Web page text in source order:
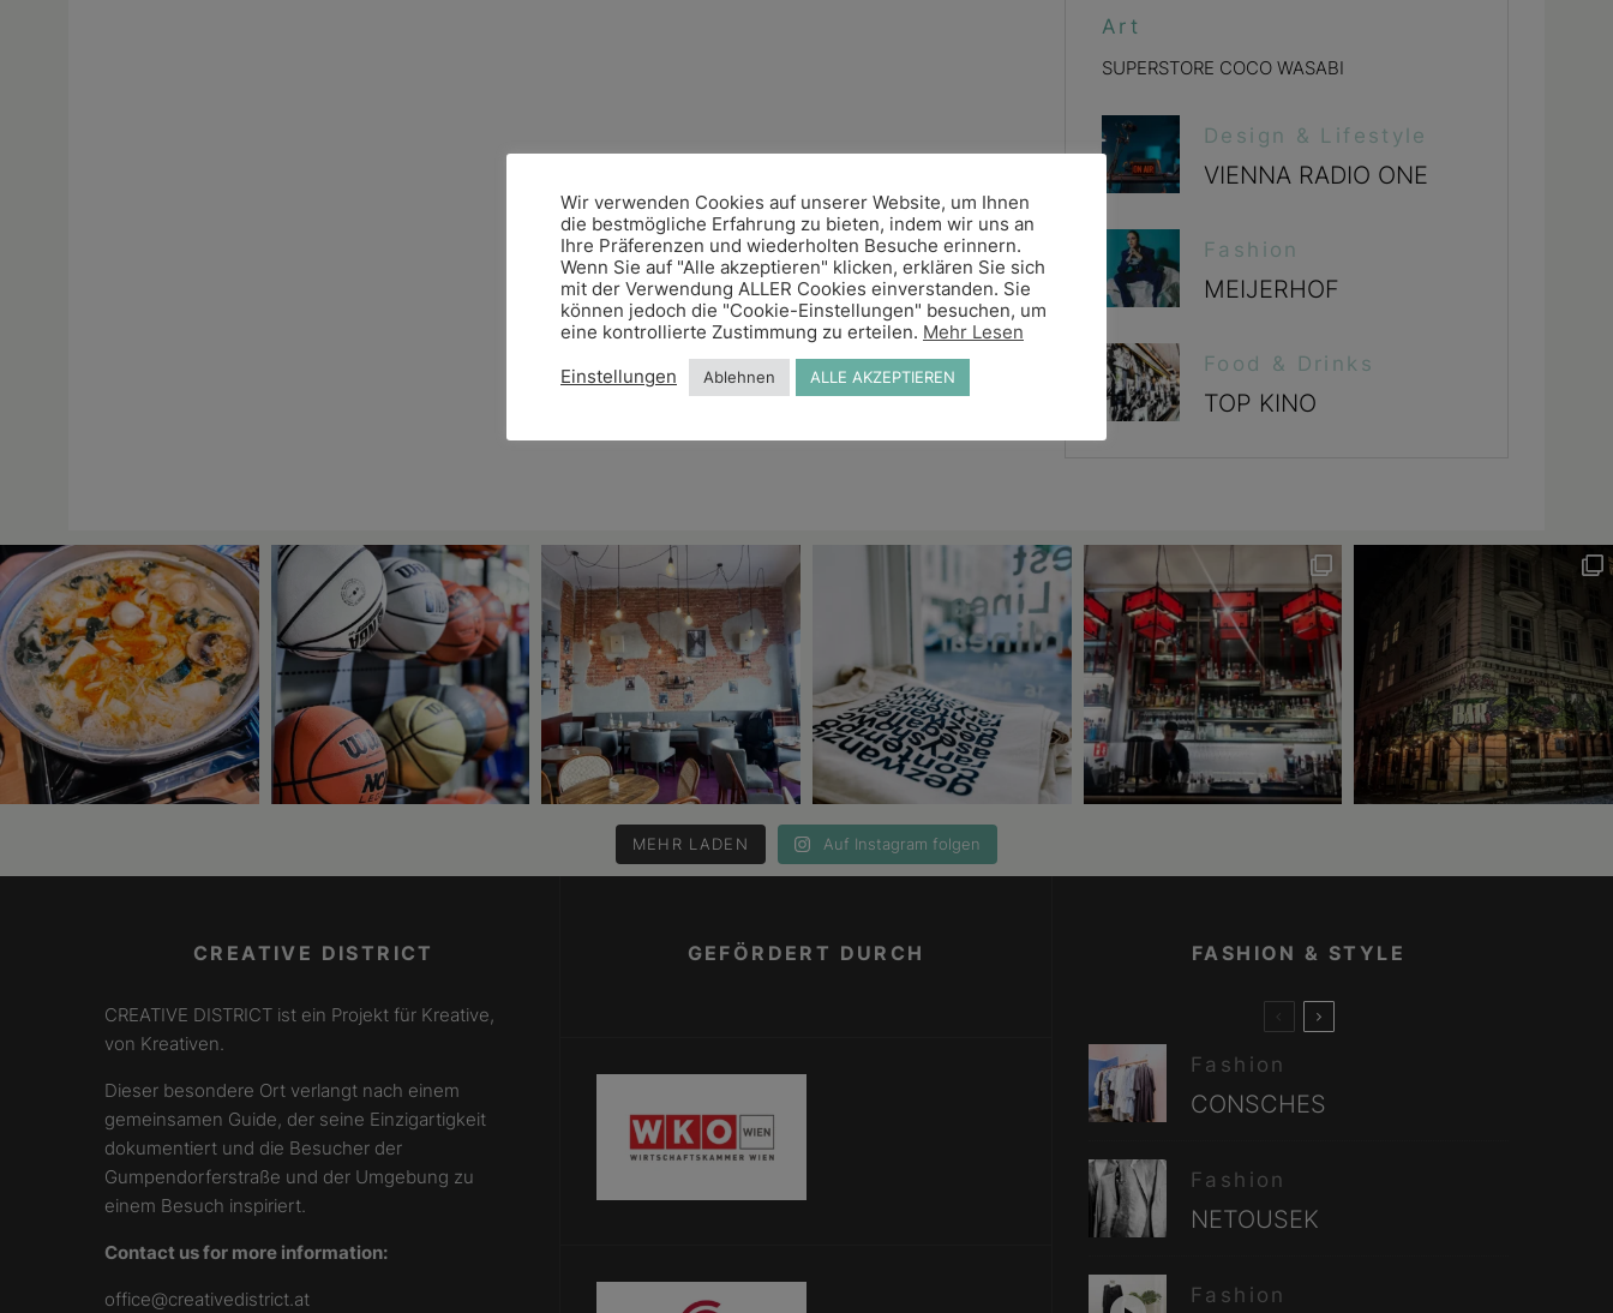
Art
SUPERSTORE COCO WASABI
Design & Lifestyle
VIENNA RADIO ONE
Fashion
MEIJERHOF
Food & Drinks
TOP KINO
MEHR LADEN Auf Instagram folgen
CREATIVE DISTRICT
CREATIVE DISTRICT ist ein Projekt für Kreative,
von Kreativen.
Dieser besondere Ort verlangt nach einem
gemeinsamen Guide, der seine Einzigartigkeit
dokumentiert und die Besucher der
Gumpendorferstraße und der Umgebung zu
einem Besuch inspiriert.
Contact us for more information:
office@creativedistrict.at
GEFÖRDERT DURCH FASHION & STYLE
Fashion
CONSCHES
Fashion
NETOUSEK
Fashion
Wir verwenden Cookies auf unserer Website, um Ihnen
die bestmögliche Erfahrung zu bieten, indem wir uns an
Ihre Präferenzen und wiederholten Besuche erinnern.
Wenn Sie auf "Alle akzeptieren" klicken, erklären Sie sich
mit der Verwendung ALLER Cookies einverstanden. Sie
können jedoch die "Cookie-Einstellungen" besuchen, um
eine kontrollierte Zustimmung zu erteilen. Mehr Lesen
Einstellungen Ablehnen ALLE AKZEPTIEREN